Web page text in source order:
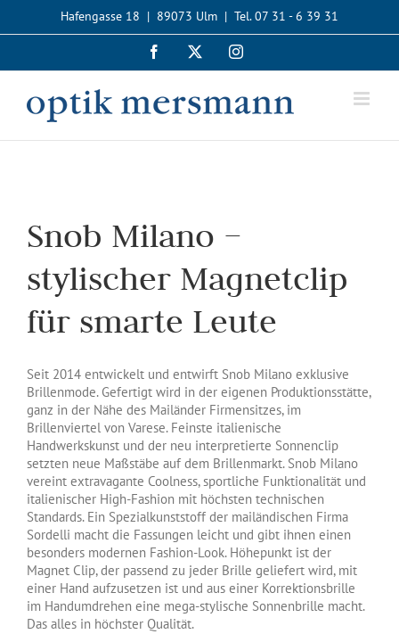
Hafengasse 18 | 89073 Ulm | Tel. 07 31 - 6 39 31
Facebook Instagram
Snob Milano –
stylischer Magnetclip
für smarte Leute
Seit 2014 entwickelt und entwirft Snob Milano exklusive
Brillenmode. Gefertigt wird in der eigenen Produktionsstätte,
ganz in der Nähe des Mailänder Firmensitzes, im
Brillenviertel von Varese. Feinste italienische
Handwerkskunst und der neu interpretierte Sonnenclip
setzten neue Maßstäbe auf dem Brillenmarkt. Snob Milano
vereint extravagante Coolness, sportliche Funktionalität und
italienischer High-Fashion mit höchsten technischen
Standards. Ein Spezialkunststoff der mailändischen Firma
Sordelli macht die Fassungen leicht und gibt ihnen einen
besonders modernen Fashion-Look. Höhepunkt ist der
Magnet Clip, der passend zu jeder Brille geliefert wird, mit
einer Hand aufzusetzen ist und aus einer Korrektionsbrille
im Handumdrehen eine mega-stylische Sonnenbrille macht.
Das alles in höchster Qualität.